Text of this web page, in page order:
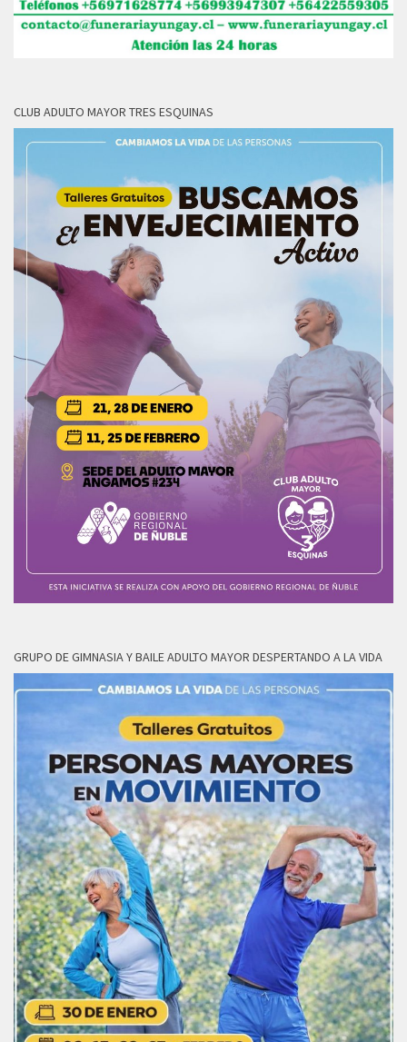
CLUB ADULTO MAYOR TRES ESQUINAS
GRUPO DE GIMNASIA Y BAILE ADULTO MAYOR DESPERTANDO A LA VIDA